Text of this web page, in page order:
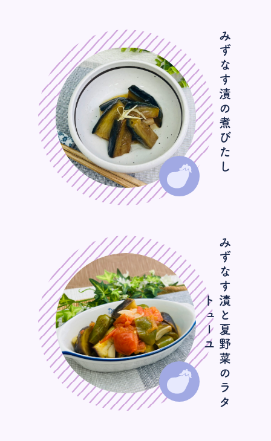
みずなす漬の煮びたし
み
ず
な
す
漬と
夏
野
菜
の
ラ
タ
トュ
ー
ユ